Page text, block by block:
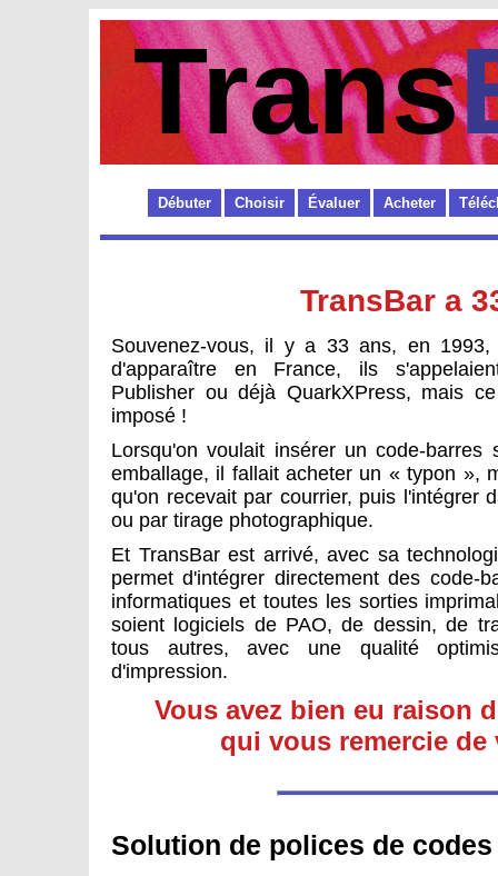
Trans
Débuter Choisir Évaluer Acheter
TransBar a
Souvenez-vous, il y a 33 ans, en
d'apparaître en France, ils
Publisher ou déjà QuarkXPress, mais
imposé !
Lorsqu'on voulait insérer un code-
emballage, il fallait acheter un « typon »,
qu'on recevait par courrier, puis l'intégrer
ou par tirage photographique.
Et TransBar est arrivé, avec sa
permet d'intégrer directement des code-
informatiques et toutes les sorties
soient logiciels de PAO, de dessin, de
tous autres, avec une qualité
d'impression.
Vous avez bien eu raison
qui vous remercie
Solution de polices de